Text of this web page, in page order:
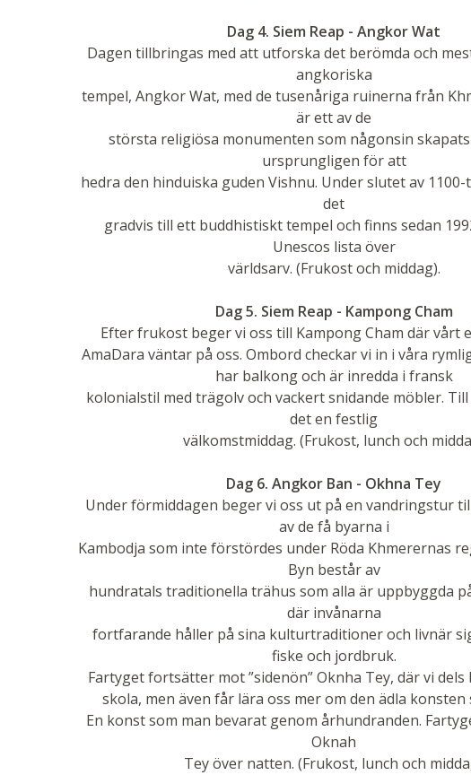
Dag 4. Siem Reap - Angkor Wat
Dagen tillbringas med att utforska det berömda och
angkoriska
tempel, Angkor Wat, med de tusenåriga ruinerna från
är ett av de
största religiösa monumenten som någonsin
ursprungligen för att
hedra den hinduiska guden Vishnu. Under slutet av
det
gradvis till ett buddhistiskt tempel och finns sedan
Unescos lista över
världsarv. (Frukost och middag).
Dag 5. Siem Reap - Kampong Cham
Efter frukost beger vi oss till Kampong Cham där vårt
AmaDara väntar på oss. Ombord checkar vi in i våra
har balkong och är inredda i fransk
kolonialstil med trägolv och vackert snidande möbler.
det en festlig
välkomstmiddag. (Frukost, lunch och
Dag 6. Angkor Ban - Okhna Tey
Under förmiddagen beger vi oss ut på en vandringstur
av de få byarna i
Kambodja som inte förstördes under Röda Khmerernas
Byn består av
hundratals traditionella trähus som alla är uppbyggda
där invånarna
fortfarande håller på sina kulturtraditioner och livnär
fiske och jordbruk.
Fartyget fortsätter mot ”sidenön” Oknha Tey, där vi
skola, men även får lära oss mer om den ädla konsten
En konst som man bevarat genom århundranden.
Oknah
Tey över natten. (Frukost, lunch och